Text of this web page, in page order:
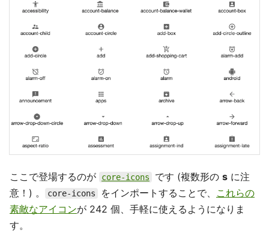
ここで登場するのが core-icons です (複数形の s に注
意！) 。
core-icons をインポートすることで、 これらの
素敵なアイコンが 242 個、手軽に使えるようになりま
す。